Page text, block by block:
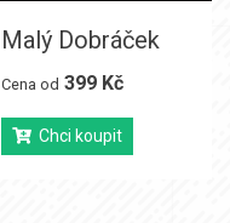
Malý Dobráček
Cena od 399 Kč
Chci koupit